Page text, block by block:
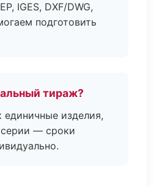
IGES, DXF/DWG,
подготовить
тираж?
единичные изделия,
— сроки